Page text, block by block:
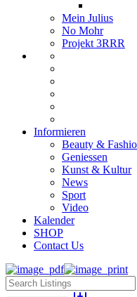
Mein Julius
No Mohr
Projekt 3RRR
Informieren
Beauty &
Geniessen
Kunst & Kultur
News
Sport
Video
Kalender
SHOP
Contact Us